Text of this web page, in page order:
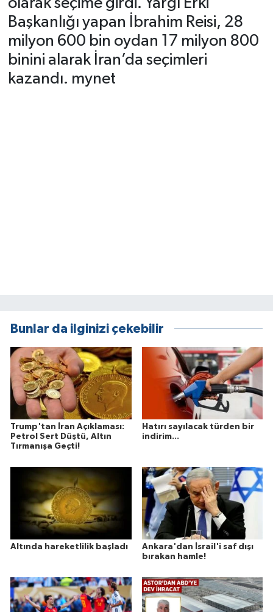
olarak seçime girdi. Yargı Erki
Başkanlığı yapan İbrahim Reisi, 28
milyon 600 bin oydan 17 milyon 800
binini alarak İran’da seçimleri
kazandı. mynet
Bunlar da ilginizi çekebilir
Trump'tan İran Açıklaması:
Petrol Sert Düştü, Altın
Tırmanışa Geçti!
Hatırı sayılacak türden bir
indirim...
Altında hareketlilik başladı
Ankara'dan İsrail'i saf dışı
bırakan hamle!